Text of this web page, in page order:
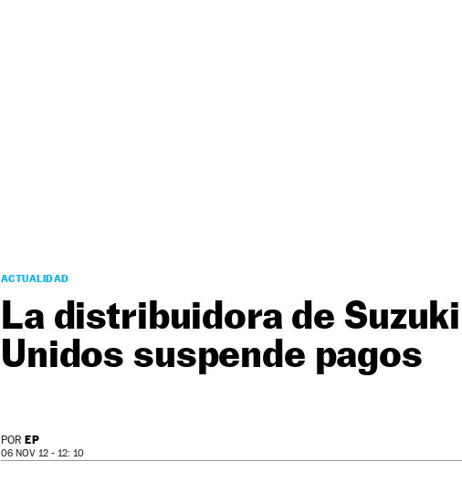
ACTUALIDAD
La distribuidora de
Unidos suspende pagos
POR EP
06 NOV 12 - 12: 10